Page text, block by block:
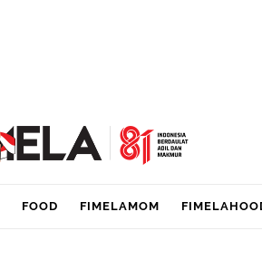
FOOD FIMELAMOM